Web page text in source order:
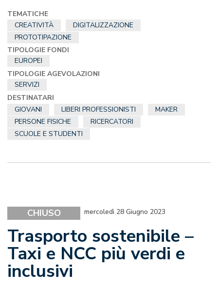
TEMATICHE
CREATIVITÀ
DIGITALIZZAZIONE
PROTOTIPAZIONE
TIPOLOGIE FONDI
EUROPEI
TIPOLOGIE AGEVOLAZIONI
SERVIZI
DESTINATARI
GIOVANI
LIBERI PROFESSIONISTI
MAKER
PERSONE FISICHE
RICERCATORI
SCUOLE E STUDENTI
CHIUSO mercoledì 28 Giugno 2023
Trasporto sostenibile –
Taxi e NCC più verdi e
inclusivi